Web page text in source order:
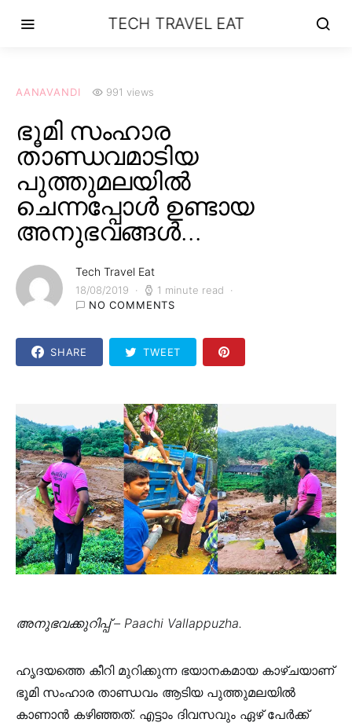
TECH TRAVEL EAT
AANAVANDI 991 views
ഭൂമി സംഹാര
താണ്ഡവമാടിയ
പുത്തുമലയിൽ
ചെന്നപ്പോൾ ഉണ്ടായ
അനുഭവങ്ങൾ…
Tech Travel Eat
18/08/2019
1 minute read
NO COMMENTS
SHARE TWEET
അനുഭവക്കുറിപ്പ് – Paachi Vallappuzha.
ഹൃദയത്തെ കീറി മുറിക്കുന്ന ഭയാനകമായ കാഴ്ചയാണ്
ഭൂമി സംഹാര താണ്ഡവം ആടിയ പുത്തുമലയിൽ
കാണാൻ കഴിഞ്ഞത്. എട്ടാം ദിവസവും ഏഴ് പേർക്ക്